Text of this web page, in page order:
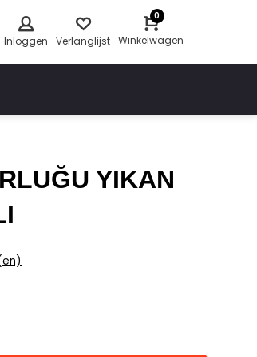
Inloggen Verlanglijst
0
Winkelwagen
YIKAN